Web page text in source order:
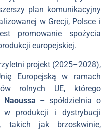
plan komunikacyjny
w Grecji, Polsce i
promowanie spożycia
europejskiej.
projekt (2025–2028),
Europejską w ramach
rolnych UE, którego
Naoussa – spółdzielnia o
w produkcji i dystrybucji
takich jak brzoskwinie,